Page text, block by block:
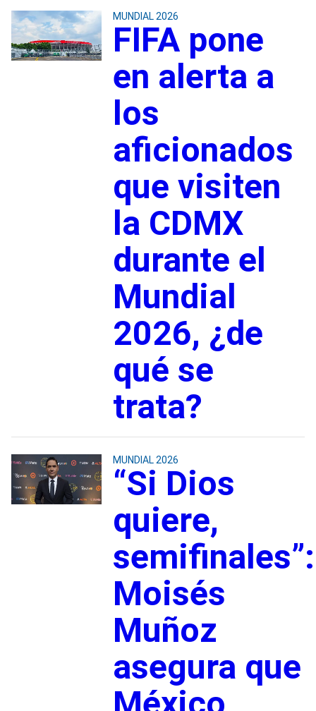
MUNDIAL 2026
FIFA pone
en alerta a
los
aficionados
que visiten
la CDMX
durante el
Mundial
2026, ¿de
qué se
trata?
MUNDIAL 2026
“Si Dios
quiere,
semifinales”:
Moisés
Muñoz
asegura que